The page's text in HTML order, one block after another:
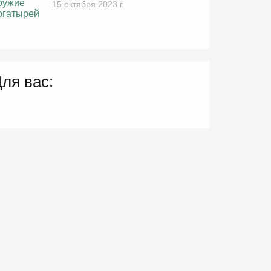
15 октября 2023 г.
вас: